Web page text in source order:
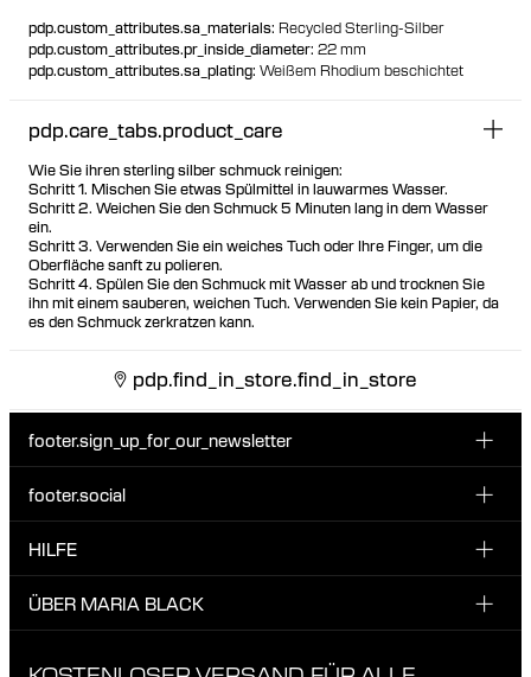
pdp.custom_attributes.sa_materials: Recycled Sterling-Silber
pdp.custom_attributes.pr_inside_diameter: 22 mm
pdp.custom_attributes.sa_plating: Weißem Rhodium beschichtet
pdp.care_tabs.product_care
Wie Sie ihren sterling silber schmuck reinigen:
Schritt 1. Mischen Sie etwas Spülmittel in lauwarmes Wasser.
Schritt 2. Weichen Sie den Schmuck 5 Minuten lang in dem Wasser
ein.
Schritt 3. Verwenden Sie ein weiches Tuch oder Ihre Finger, um die
Oberfläche sanft zu polieren.
Schritt 4. Spülen Sie den Schmuck mit Wasser ab und trocknen Sie
ihn mit einem sauberen, weichen Tuch. Verwenden Sie kein Papier, da
es den Schmuck zerkratzen kann.
pdp.find_in_store.find_in_store
footer.sign_up_for_our_newsletter
Melde dich für unseren Newsletter an und erhalte 10 %
footer.social
INSTAGRAM
TIKTOK
HILFE
KUNDENSERVICE & KONTAKT
ÜBER MARIA BLACK